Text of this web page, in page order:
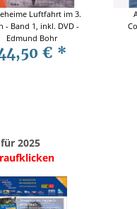
Luftfahrt im 3.
- Band 1, inkl. DVD -
Edmund Bohr
€ *
2025